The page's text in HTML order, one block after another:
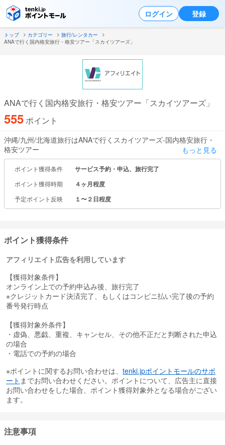
ログイン 登録
トップ カテゴリー
旅行/レンタカー
ANAで行く国内格安旅行・格安ツアー「スカイツアーズ」
ANAで行く国内格安旅行・格安ツアー「スカイツアーズ」
555ポイント
沖縄/九州/北海道旅行はANAで行くスカイツアーズ-国内格安旅行・
格安ツアー
スカイツアーズは、ANAの関連会社としてANAグループ便を利用し
関東発／関西発の沖縄・北海道・ 九州など全国の旅行商品を
全て自社で仕入・企画・造成し、ANAグループ便のみを専門に取り
扱っているからこそ
おかげさまで2013年に創立40周年を迎えることができました。
ネット上でホテルの空室、飛行機の空席状況が確認できるので
24時間オンライン予約や見積もりが可能です!
ANA便ならマイルも貯まります（区間マイル50％）。
ご予約時の便指定・さらに事前座席指定が可能、レンタカーは免責
補償料込！
国内旅行をご検討の際は、ぜひ当社商品『マイホリデー』をご利用
ください。
もっと見る
ポイント獲得条件 サービス予約・申込、旅行完了
ポイント獲得時期 ４ヶ月程度
予定ポイント反映 １〜２日程度
ポイント獲得条件
アフィリエイト広告を利用しています
【獲得対象条件】
オンライン上での予約申込み後、旅行完了
※クレジットカード決済完了、もしくはコンビニ払い完了後の予約
番号発行時点
【獲得対象外条件】
・虚偽、悪戯、重複、キャンセル、その他不正だと判断された申込
の場合
・電話での予約の場合
※ポイントに関するお問い合わせは、 tenki.jpポイントモールのサポ
ート までお問い合わせください。ポイントについて、広告主に直接
お問い合わせをした場合、ポイント獲得対象外となる場合がござい
ます。
注意事項